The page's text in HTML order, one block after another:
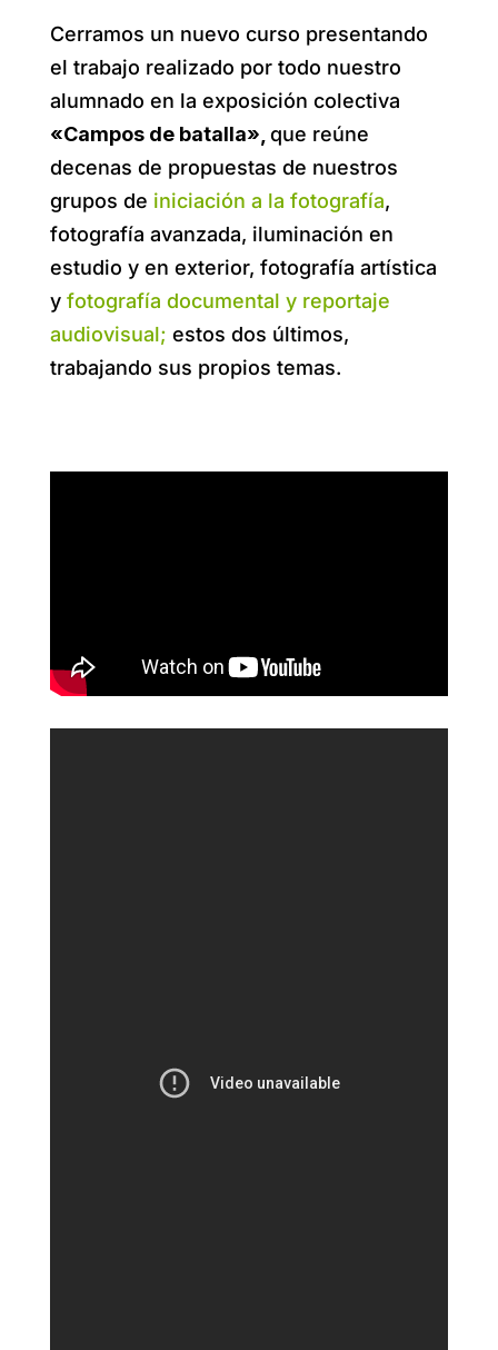
Cerramos un nuevo curso presentando
el trabajo realizado por todo nuestro
alumnado en la exposición colectiva
«Campos de batalla», que reúne
decenas de propuestas de nuestros
grupos de iniciación a la fotografía,
fotografía avanzada, iluminación en
estudio y en exterior, fotografía artística
y fotografía documental y reportaje
audiovisual; estos dos últimos,
trabajando sus propios temas.